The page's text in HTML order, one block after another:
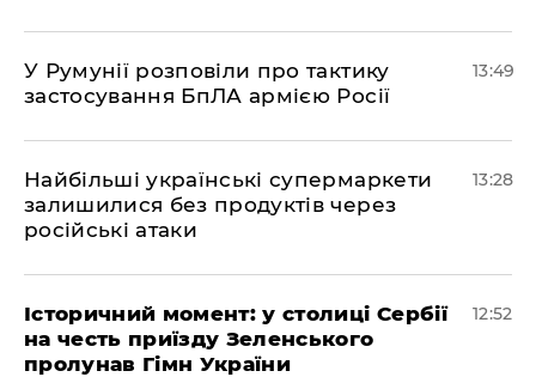
У Румунії розповіли про тактику
застосування БпЛА армією Росії
13:49
Найбільші українські супермаркети
залишилися без продуктів через
російські атаки
13:28
Історичний момент: у столиці Сербії
на честь приїзду Зеленського
пролунав Гімн України
12:52